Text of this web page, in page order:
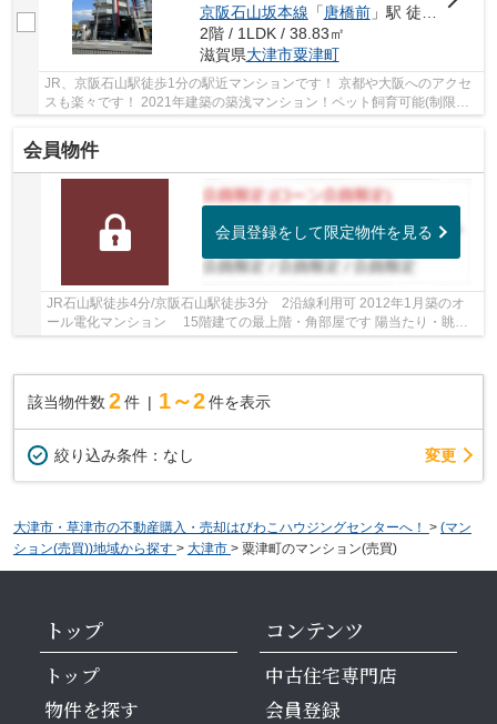
京阪石山坂本線 「 唐橋前」駅 徒歩10分
2階 / 1LDK / 38.83㎡
滋賀県大津市粟津町
JR、京阪石山駅徒歩1分の駅近マンションです！ 京都や大阪へのアクセ
スも楽々です！ 2021年建築の築浅マンション！ペット飼育可能(制限
有)！ 雨風を凌ぐ「内廊下」が採用されています！
会員物件
会員登録をして限定物件を見る
JR石山駅徒歩4分/京阪石山駅徒歩3分 2沿線利用可 2012年1月築のオ
ール電化マンション 15階建ての最上階・角部屋です 陽当たり・眺望
良好です ペット飼育可能(規約有)
該当物件数 2件 1～2 件を表示
絞り込み条件： なし 変更
大津市・草津市の不動産購入・売却はびわこハウジングセンターへ！ > (マン
ション(売買))地域から探す > 大津市 > 粟津町のマンション(売買)
トップ
トップ
物件を探す
コンテンツ
中古住宅専門店
会員登録